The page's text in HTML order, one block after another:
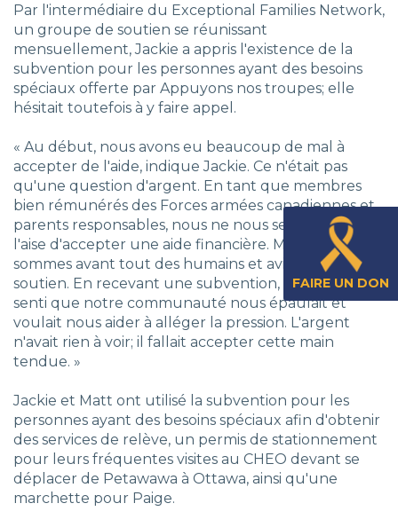
FAIRE UN DON
Par l'intermédiaire du Exceptional Families Network,
un groupe de soutien se réunissant
mensuellement, Jackie a appris l'existence de la
subvention pour les personnes ayant des besoins
spéciaux offerte par Appuyons nos troupes; elle
hésitait toutefois à y faire appel.
« Au début, nous avons eu beaucoup de mal à
accepter de l'aide, indique Jackie. Ce n'était pas
qu'une question d'argent. En tant que membres
bien rémunérés des Forces armées canadiennes et
parents responsables, nous ne nous sentions pas à
l'aise d'accepter une aide financière. Mais nous
sommes avant tout des humains et avions besoin de
soutien. En recevant une subvention, nous avons
senti que notre communauté nous épaulait et
voulait nous aider à alléger la pression. L'argent
n'avait rien à voir; il fallait accepter cette main
tendue. »
Jackie et Matt ont utilisé la subvention pour les
personnes ayant des besoins spéciaux afin d'obtenir
des services de relève, un permis de stationnement
pour leurs fréquentes visites au CHEO devant se
déplacer de Petawawa à Ottawa, ainsi qu'une
marchette pour Paige.